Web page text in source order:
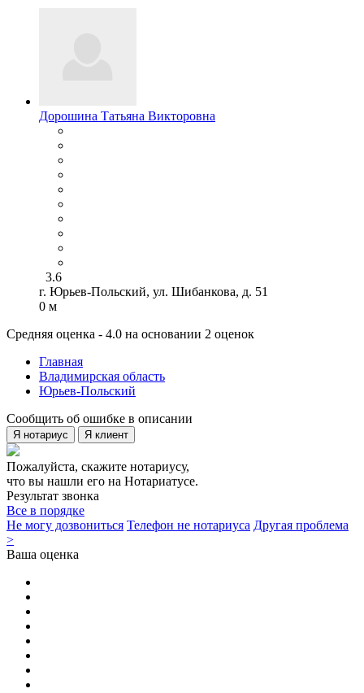
Дорошина Татьяна Викторовна
3.6
г. Юрьев-Польский, ул. Шибанкова, д. 51
0 м
Средняя оценка - 4.0 на основании 2 оценок
Главная
Владимирская область
Юрьев-Польский
Сообщить об ошибке в описании
Я нотариус Я клиент
Пожалуйста, скажите нотариусу,
что вы нашли его на Нотариатусе.
Результат звонка
Все в порядке
Не могу дозвониться Телефон не нотариуса Другая проблема
>
Ваша оценка